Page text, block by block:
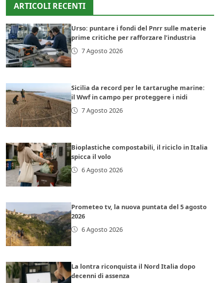
ARTICOLI RECENTI
Urso: puntare i fondi del Pnrr sulle materie
prime critiche per rafforzare l’industria
7 Agosto 2026
Sicilia da record per le tartarughe marine:
il Wwf in campo per proteggere i nidi
7 Agosto 2026
Bioplastiche compostabili, il riciclo in Italia
spicca il volo
6 Agosto 2026
Prometeo tv, la nuova puntata del 5 agosto
2026
6 Agosto 2026
La lontra riconquista il Nord Italia dopo
decenni di assenza